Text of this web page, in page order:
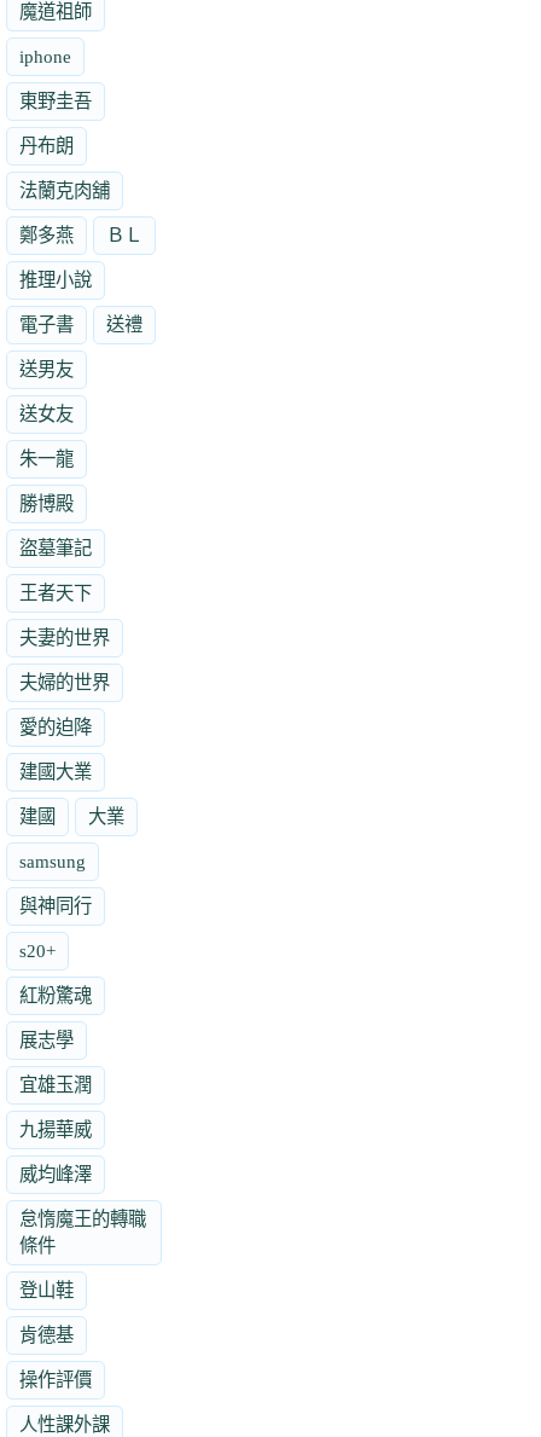
魔道祖師
iphone
東野圭吾
丹布朗
法蘭克肉舖
鄭多燕 ＢＬ
推理小說
電子書 送禮
送男友
送女友
朱一龍
勝博殿
盜墓筆記
王者天下
夫妻的世界
夫婦的世界
愛的迫降
建國大業
建國 大業
samsung
與神同行
s20+
紅粉驚魂
展志學
宜雄玉潤
九揚華威
威均峰澤
怠惰魔王的轉職
條件
登山鞋
肯德基
操作評價
人性課外課